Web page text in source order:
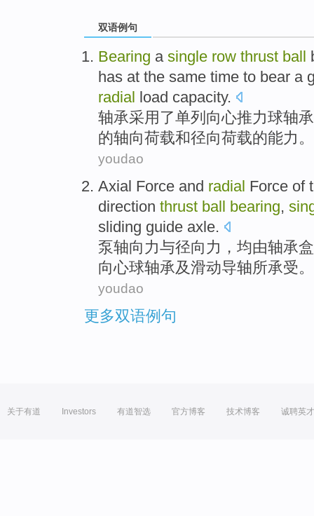
双语例句
Bearing a single row thrust ball
has at the same time to bear a
radial load capacity.
轴承采用了单列 向心推力球轴承
的轴向荷载和径向荷载的能力 。
youdao
Axial Force and radial Force of
direction thrust ball bearing,
sliding guide axle.
泵轴向 力与径向 力，均由轴承
向心球轴承及滑动导轴所承受。
youdao
更多双语例句
关于有道 Investors 有道智选 官方博客 技术博客 诚聘英才